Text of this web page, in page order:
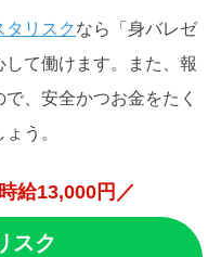
タリスク なら「身バレゼ
て働けます。また、報
、安全かつお金をたく
う。
給13,000円／
スク